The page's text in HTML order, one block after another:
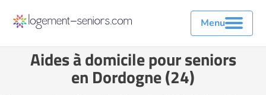
Menu
Aides à domicile pour seniors
en Dordogne (24)